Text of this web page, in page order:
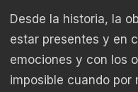
Desde la historia, la
estar presentes y en
emociones y con los
imposible cuando por